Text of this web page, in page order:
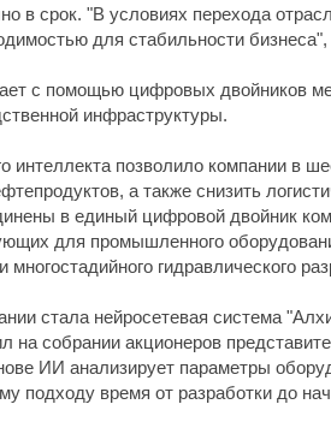
в срок. "В условиях перехода
для стабильности
с помощью цифровых двойников
инфраструктуры.
позволило компании в
а также снизить
в единый цифровой двойник
для промышленного
гидравлического
стала нейросетевая система
собрании акционеров
ИИ анализирует параметры
время от разработки до